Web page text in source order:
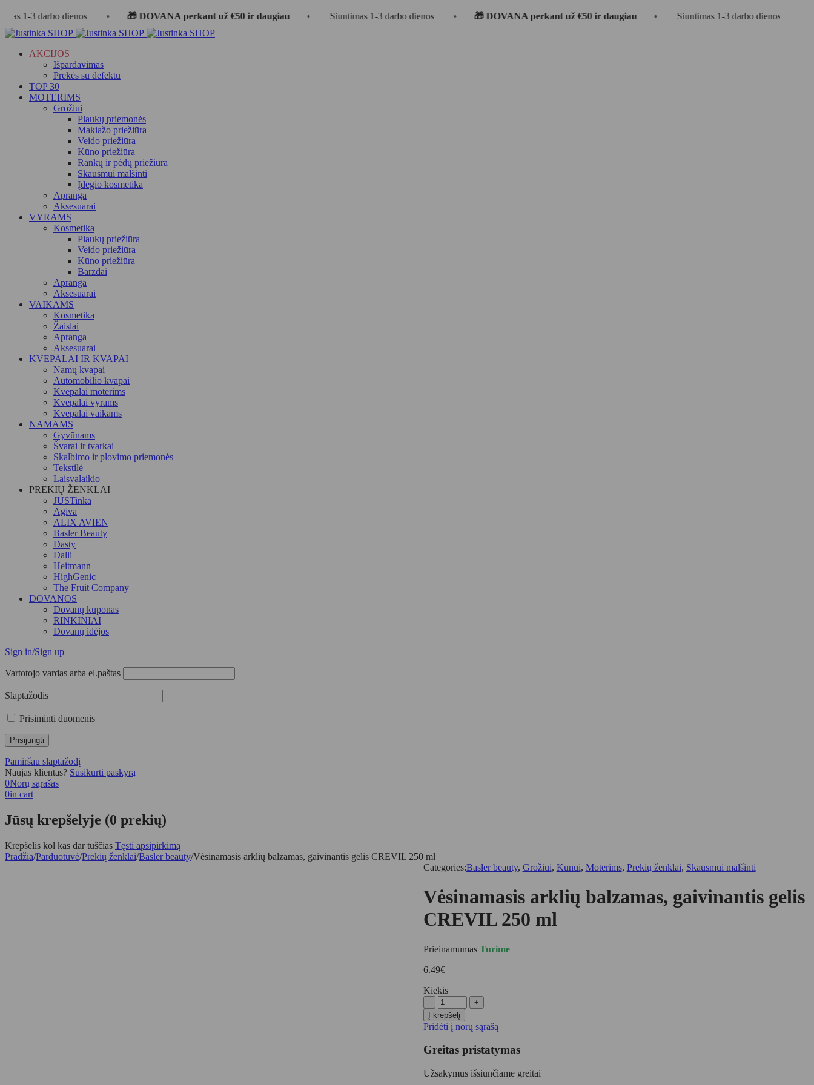
dienos • 🎁 DOVANA perkant už €50 ir daugiau • Siuntimas 1-3 darbo dienos • 🎁 DOVANA perkant už €50 ir daugiau • Siuntimas 1-3 darbo dienos •
AKCIJOS
Išpardavimas
Prekės su defektu
TOP 30
MOTERIMS
Grožiui
Plaukų priemonės
Makiažo priežiūra
Veido priežiūra
Kūno priežiūra
Rankų ir pėdų priežiūra
Skausmui malšinti
Įdegio kosmetika
Apranga
Aksesuarai
VYRAMS
Kosmetika
Plaukų priežiūra
Veido priežiūra
Kūno priežiūra
Barzdai
Apranga
Aksesuarai
VAIKAMS
Kosmetika
Žaislai
Apranga
Aksesuarai
KVEPALAI IR KVAPAI
Namų kvapai
Automobilio kvapai
Kvepalai moterims
Kvepalai vyrams
Kvepalai vaikams
NAMAMS
Gyvūnams
Švarai ir tvarkai
Skalbimo ir plovimo priemonės
Tekstilė
Laisvalaikio
PREKIŲ ŽENKLAI
JUSTinka
Agiva
ALIX AVIEN
Basler Beauty
Dasty
Dalli
Heitmann
HighGenic
The Fruit Company
DOVANOS
Dovanų kuponas
RINKINIAI
Dovanų idėjos
Sign in/Sign up
Vartotojo vardas arba el.paštas
Slaptažodis
Prisiminti duomenis
Pamiršau slaptažodį
Naujas klientas? Susikurti paskyrą
0Norų sąrašas
0in cart
Jūsų krepšelyje (0 prekių)
Krepšelis kol kas dar tuščias Tęsti apsipirkimą
Pradžia/Parduotuvė/Prekių ženklai/Basler beauty/Vėsinamasis arklių balzamas, gaivinantis gelis CREVIL 250 ml
Categories:Basler beauty, Grožiui, Kūnui, Moterims, Prekių ženklai, Skausmui malšinti
Vėsinamasis arklių balzamas, gaivinantis gelis
CREVIL 250 ml
Prieinamumas Turime
6.49€
Kiekis
produkto
kiekis:
Vėsinamasis
arklių
balzamas,
gaivinantis
CREVIL
Į krepšelį
Pridėti į norų sąrašą
Greitas pristatymas
Užsakymus išsiunčiame greitai